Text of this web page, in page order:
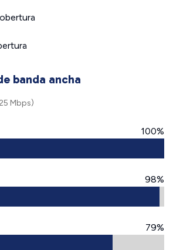
banda ancha
Mbps)
100%
98%
79%